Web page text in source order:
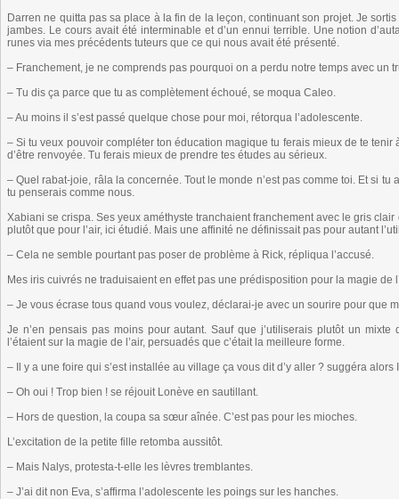
Darren ne quitta pas sa place à la fin de la leçon, continuant son projet. Je
jambes. Le cours avait été interminable et d’un ennui terrible. Une notion
runes via mes précédents tuteurs que ce qui nous avait été présenté.
– Franchement, je ne comprends pas pourquoi on a perdu notre temps avec un
– Tu dis ça parce que tu as complètement échoué, se moqua Caleo.
– Au moins il s’est passé quelque chose pour moi, rétorqua l’adolescente.
– Si tu veux pouvoir compléter ton éducation magique tu ferais mieux de te
d’être renvoyée. Tu ferais mieux de prendre tes études au sérieux.
– Quel rabat-joie, râla la concernée. Tout le monde n’est pas comme toi. Et si
tu penserais comme nous.
Xabiani se crispa. Ses yeux améthyste tranchaient franchement avec le gris
plutôt que pour l’air, ici étudié. Mais une affinité ne définissait pas pour autant
– Cela ne semble pourtant pas poser de problème à Rick, répliqua l’accusé.
Mes iris cuivrés ne traduisaient en effet pas une prédisposition pour la magie de
– Je vous écrase tous quand vous voulez, déclarai-je avec un sourire pour que
Je n’en pensais pas moins pour autant. Sauf que j’utiliserais plutôt un
l’étaient sur la magie de l’air, persuadés que c’était la meilleure forme.
– Il y a une foire qui s’est installée au village ça vous dit d’y aller ? suggéra
– Oh oui ! Trop bien ! se réjouit Lonève en sautillant.
– Hors de question, la coupa sa sœur aînée. C’est pas pour les mioches.
L’excitation de la petite fille retomba aussitôt.
– Mais Nalys, protesta-t-elle les lèvres tremblantes.
– J’ai dit non Eva, s’affirma l’adolescente les poings sur les hanches.